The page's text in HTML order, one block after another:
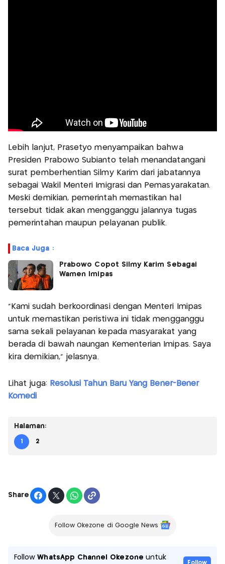
Lebih lanjut, Prasetyo menyampaikan bahwa
Presiden Prabowo Subianto telah menandatangani
surat pemberhentian Silmy Karim dari jabatannya
sebagai Wakil Menteri Imigrasi dan Pemasyarakatan.
Meski demikian, pemerintah memastikan hal
tersebut tidak akan mengganggu jalannya tugas
pemerintahan maupun pelayanan publik.
Baca Juga :
Prabowo Copot Silmy Karim Sebagai
Wamen Imipas
"Kami sudah berkoordinasi dengan Menteri Imipas
untuk memastikan peristiwa ini tidak mengganggu
sama sekali pelayanan kepada masyarakat yang
berada di bawah naungan Kementerian Imipas. Saya
kira demikian," jelasnya.
Lihat juga: Resolusi Tahun Baru Yang Bener-Bener
Komedi
Halaman:
1 2
Share
Follow Okezone di Google News
FollowWhatsApp Channel Okezone untuk
Follow